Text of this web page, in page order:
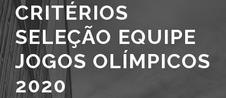
CRITÉRIOS
SELEÇÃO EQUIPE
JOGOS OLÍMPICOS
2020